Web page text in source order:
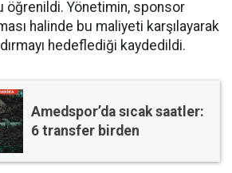
öğrenildi. Yönetimin, sponsor
halinde bu maliyeti karşılayarak
hedeflediği kaydedildi.
Amedspor’da sıcak saatler:
6 transfer birden